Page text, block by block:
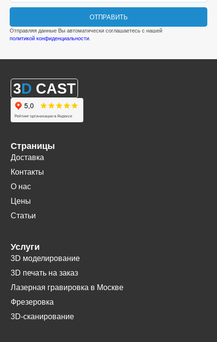
ОТПРАВИТЬ
Отправляя данные Вы автоматически соглашаетесь с нашей
политикой конфиденциальности
3D CAST
Страницы
Доставка
Контакты
О нас
Цены
Статьи
Услуги
3D моделирование
3D печать на заказ
Лазерная гравировка в Москве
Фрезеровка
3D-сканирование